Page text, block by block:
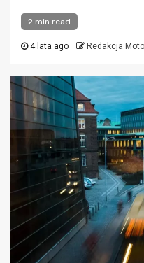
2 min read
4 lata ago Redakcja